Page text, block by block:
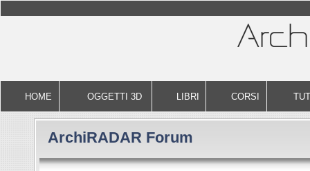
HOME OGGETTI 3D LIBRI CORSI
ArchiRADAR Forum